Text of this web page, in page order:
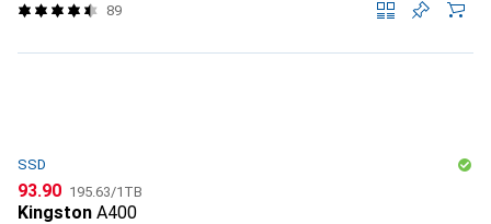
89
SSD
CHF
93.90 CHF
195.63/1TB
Kingston A400